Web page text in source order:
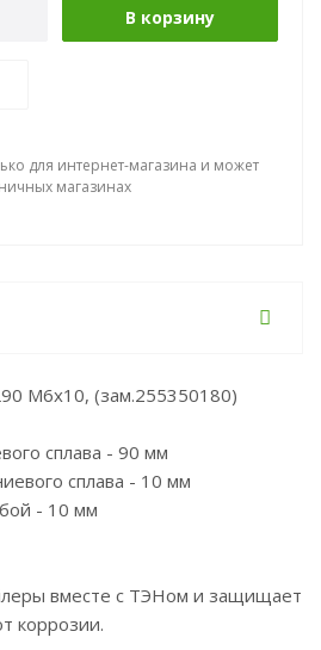
В корзину
для интернет-магазина и может
магазинах
M6x10, (зам.255350180)
сплава - 90 мм
сплава - 10 мм
- 10 мм
вместе с ТЭНом и защищает
коррозии.